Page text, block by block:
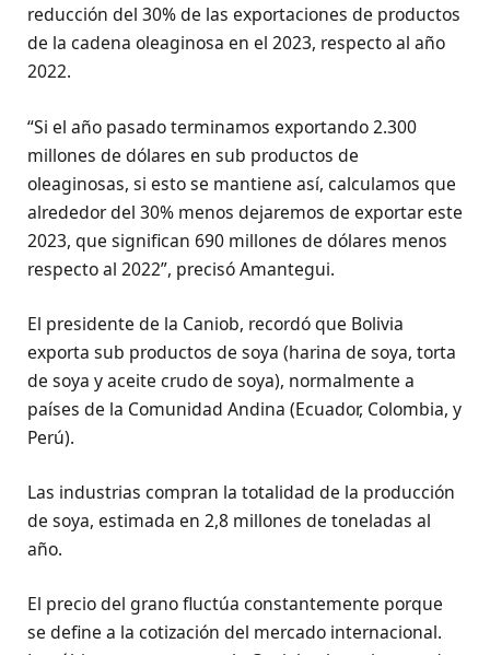
reducción del 30% de las exportaciones de productos
de la cadena oleaginosa en el 2023, respecto al año
2022.
“Si el año pasado terminamos exportando 2.300
millones de dólares en sub productos de
oleaginosas, si esto se mantiene así, calculamos que
alrededor del 30% menos dejaremos de exportar este
2023, que significan 690 millones de dólares menos
respecto al 2022”, precisó Amantegui.
El presidente de la Caniob, recordó que Bolivia
exporta sub productos de soya (harina de soya, torta
de soya y aceite crudo de soya), normalmente a
países de la Comunidad Andina (Ecuador, Colombia, y
Perú).
Las industrias compran la totalidad de la producción
de soya, estimada en 2,8 millones de toneladas al
año.
El precio del grano fluctúa constantemente porque
se define a la cotización del mercado internacional.